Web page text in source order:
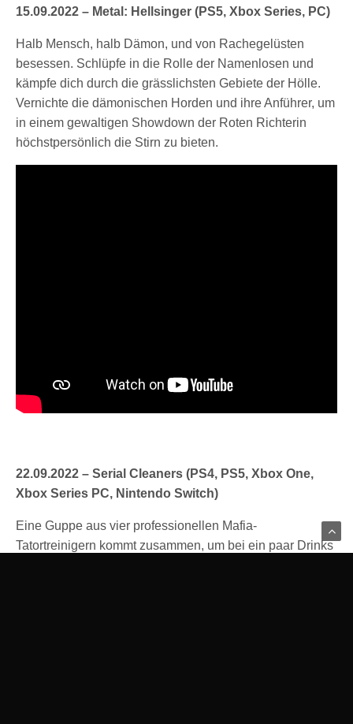
15.09.2022 – Metal: Hellsinger (PS5, Xbox Series, PC)
Halb Mensch, halb Dämon, und von Rachegelüsten
besessen. Schlüpfe in die Rolle der Namenlosen und
kämpfe dich durch die grässlichsten Gebiete der Hölle.
Vernichte die dämonischen Horden und ihre Anführer, um
in einem gewaltigen Showdown der Roten Richterin
höchstpersönlich die Stirn zu bieten.
22.09.2022 – Serial Cleaners (PS4, PS5, Xbox One,
Xbox Series PC, Nintendo Switch)
Eine Guppe aus vier professionellen Mafia-
Tatortreinigern kommt zusammen, um bei ein paar Drinks